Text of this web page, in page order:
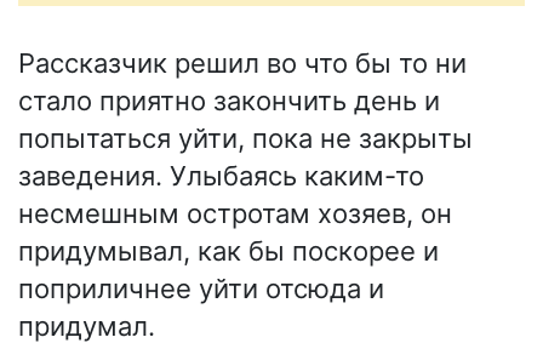
Рассказчик решил во что бы то ни
стало приятно закончить день и
попытаться уйти, пока не закрыты
заведения. Улыбаясь каким-то
несмешным остротам хозяев, он
придумывал, как бы поскорее и
поприличнее уйти отсюда и
придумал.